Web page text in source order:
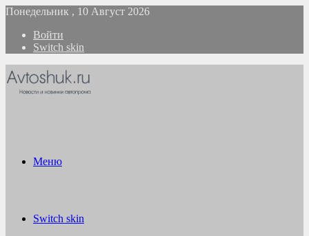
Понедельник , 10 Август 2026
Войти
Switch skin
Меню
Switch skin